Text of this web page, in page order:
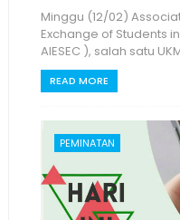
Minggu (12/02)
Exchange of Students
AIESEC ), salah satu
READ MORE
PEMINATAN